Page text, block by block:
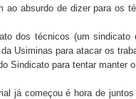
ao absurdo de dizer para os
dos técnicos (um
Usiminas para atacar os
Sindicato para tentar
já começou é hora de